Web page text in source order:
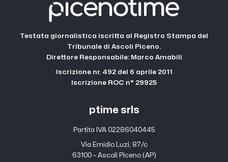
Testata giornalistica iscritta al Registro Stampa del
Tribunale di Ascoli Piceno.
Direttore Responsabile: Marco Amabili
Iscrizione nr. 492 del 6 aprile 2011
Iscrizione ROC n° 29925
ptime srls
Partita IVA 02286040445
Via Emidio Luzi, 87/c
63100 – Ascoli Piceno (AP)